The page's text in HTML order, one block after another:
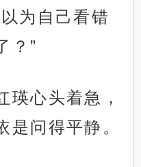
为自己看错
？”
瑛心头着急，
是问得平静。